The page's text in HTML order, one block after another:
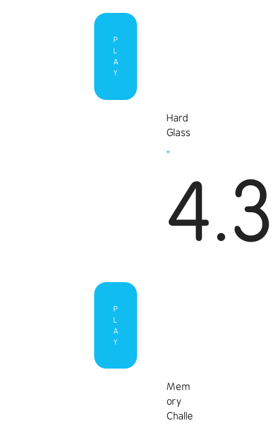
P
L
A
Y
Hard
Glass
P
L
A
Y
Mem
ory
Challe